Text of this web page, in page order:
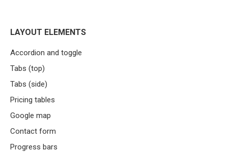
LAYOUT ELEMENTS
Accordion and toggle
Tabs (top)
Tabs (side)
Pricing tables
Google map
Contact form
Progress bars